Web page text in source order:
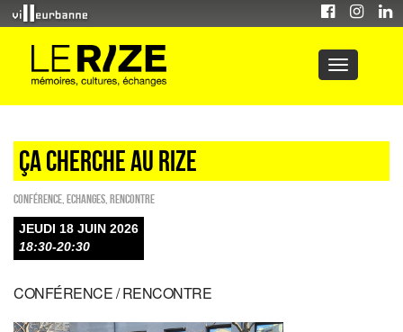
ça cherche au Rize
Conférence ECHANGES Rencontre
JEUDI 18 JUIN 2026
18:30-20:30
CONFÉRENCE / RENCONTRE